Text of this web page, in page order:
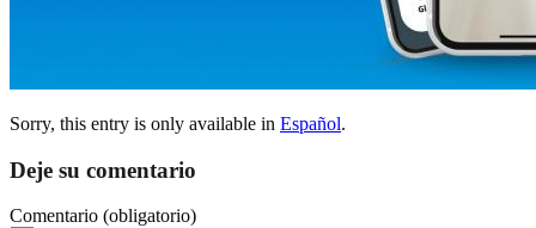
Sorry, this entry is only available in Español.
Deje su comentario
Comentario (obligatorio)